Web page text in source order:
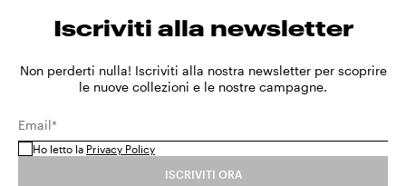
Iscriviti alla newsletter
Non perderti nulla! Iscriviti alla nostra newsletter per scoprire
le nuove collezioni e le nostre campagne.
Email*
Ho letto la Privacy Policy
ISCRIVITI ORA